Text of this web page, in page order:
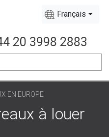
Français
20 3998 2883
EN EUROPE
à louer